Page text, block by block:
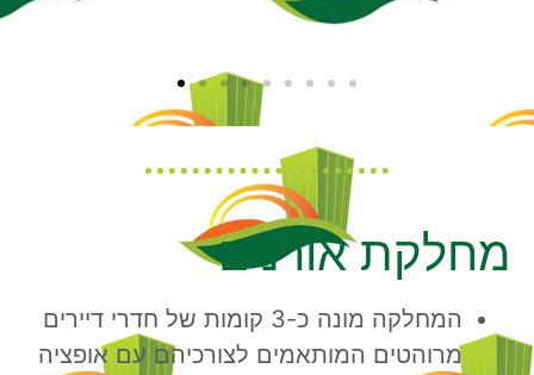
מחלקת אורנים
המחלקה מונה כ-3 קומות של חדרי דיירים
מרוהטים המותאמים לצורכיהם עם אופציה